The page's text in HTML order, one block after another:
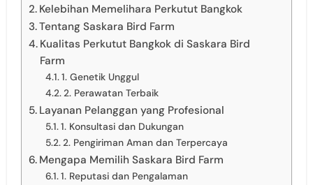
Kelebihan Memelihara Perkutut Bangkok
Tentang Saskara Bird Farm
Kualitas Perkutut Bangkok di Saskara Bird
Farm
1. Genetik Unggul
2. Perawatan Terbaik
Layanan Pelanggan yang Profesional
1. Konsultasi dan Dukungan
2. Pengiriman Aman dan Terpercaya
Mengapa Memilih Saskara Bird Farm
1. Reputasi dan Pengalaman